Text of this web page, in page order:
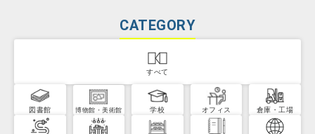
CATEGORY
すべて
図書館 博物館・美術館 学校 オフィス 倉庫・工場